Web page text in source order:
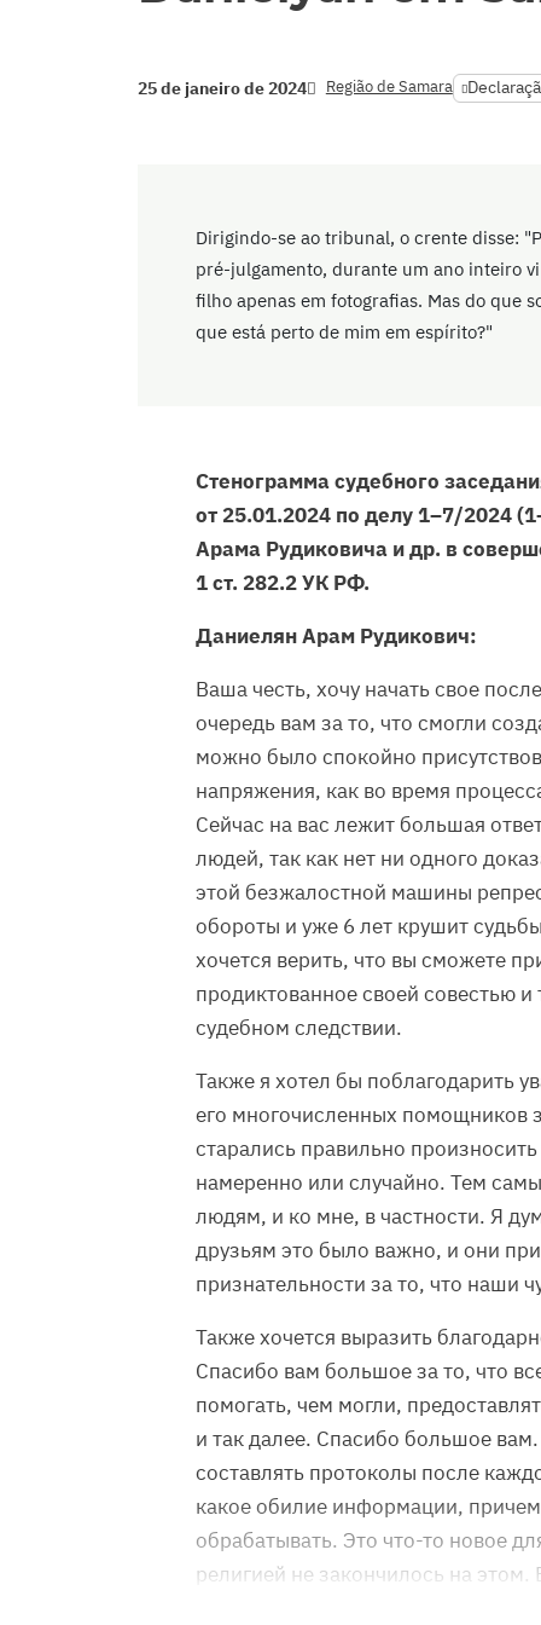
25 de janeiro de 2024 Região de Samara
Dirigindo-se ao tribunal, o crente disse:
pré-julgamento, durante um ano inteiro
filho apenas em fotografias. Mas do que
que está perto de mim em espírito?"
Стенограмма судебного
от 25.01.2024 по делу 1–7/2024
Арама Рудиковича и др. в
1 ст. 282.2 УК РФ.
Даниелян Арам Рудикович:
Ваша честь, хочу начать свое
очередь вам за то, что смогли
можно было спокойно
напряжения, как во время
Сейчас на вас лежит большая
людей, так как нет ни одного
этой безжалостной машины
обороты и уже 6 лет крушит
хочется верить, что вы сможете
продиктованное своей совестью
судебном следствии.
Также я хотел бы поблагодарить
его многочисленных помощников
старались правильно
намеренно или случайно. Тем
людям, и ко мне, в частности. Я
друзьям это было важно, и они
признательности за то, что наши
Также хочется выразить
Спасибо вам большое за то, что
помогать, чем могли,
и так далее. Спасибо большое
составлять протоколы после
какое обилие информации,
обрабатывать. Это что-то новое
религией не закончилось на этом.